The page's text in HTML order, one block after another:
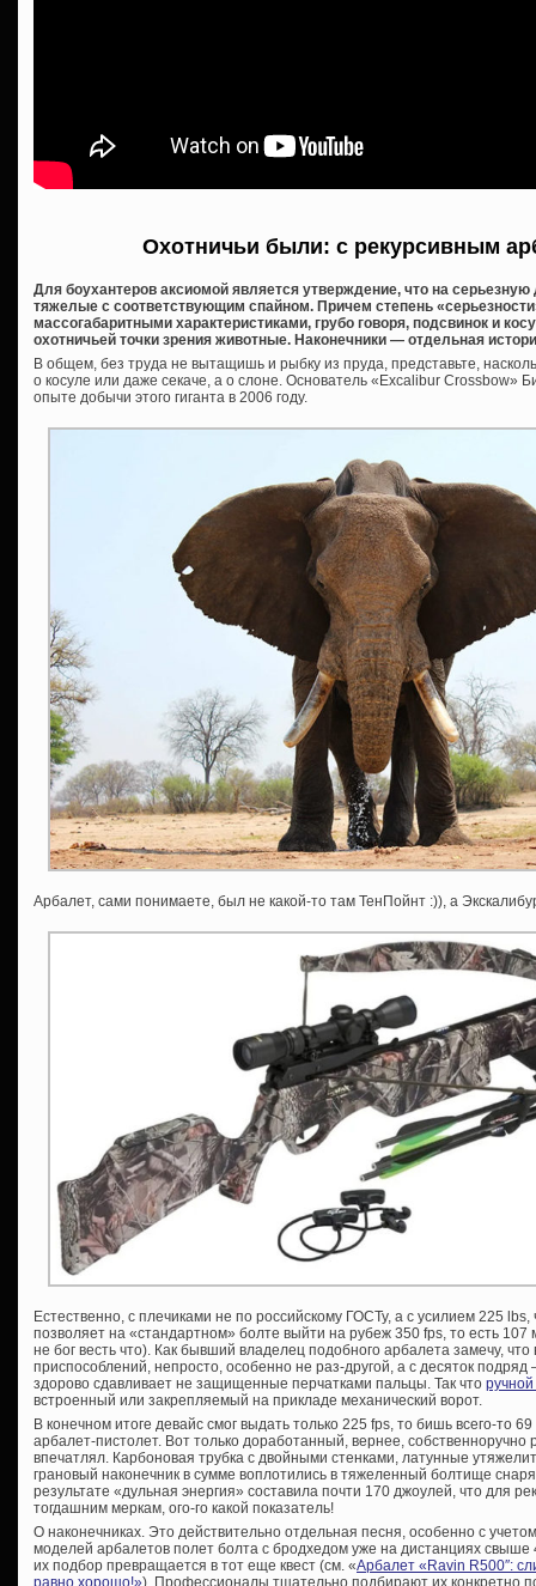
Охотничьи были: с рекурсивным
Для боухантеров аксиомой является утверждение, что на
тяжелые с соответствующим спайном. Причем степень
массогабаритными характеристиками, грубо говоря, подсвинок и
охотничьей точки зрения животные. Наконечники — отдельная
В общем, без труда не вытащишь и рыбку из пруда, представьте,
о косуле или даже секаче, а о слоне. Основатель «Excalibur Crossbow»
опыте добычи этого гиганта в 2006 году.
Арбалет, сами понимаете, был не какой-то там ТенПойнт :)), а
Естественно, с плечиками не по российскому ГОСТу, а с усилием 225
позволяет на «стандартном» болте выйти на рубеж 350 fps, то есть
не бог весть что). Как бывший владелец подобного арбалета замечу, что
приспособлений, непросто, особенно не раз-другой, а с десяток подряд
здорово сдавливает не защищенные перчатками пальцы. Так что
встроенный или закрепляемый на прикладе механический ворот.
В конечном итоге девайс смог выдать только 225 fps, то бишь всего-то
арбалет-пистолет. Вот только доработанный, вернее,
впечатлял. Карбоновая трубка с двойными стенками, латунные
грановый наконечник в сумме воплотились в тяжеленный болтище
результате «дульная энергия» составила почти 170 джоулей, что для
тогдашним меркам, ого-го какой показатель!
О наконечниках. Это действительно отдельная песня, особенно с
моделей арбалетов полет болта с бродхедом уже на дистанциях
их подбор превращается в тот еще квест (см. «Арбалет «Ravin R500″:
равно хорошо!»). Профессионалы тщательно подбирают их конкретно